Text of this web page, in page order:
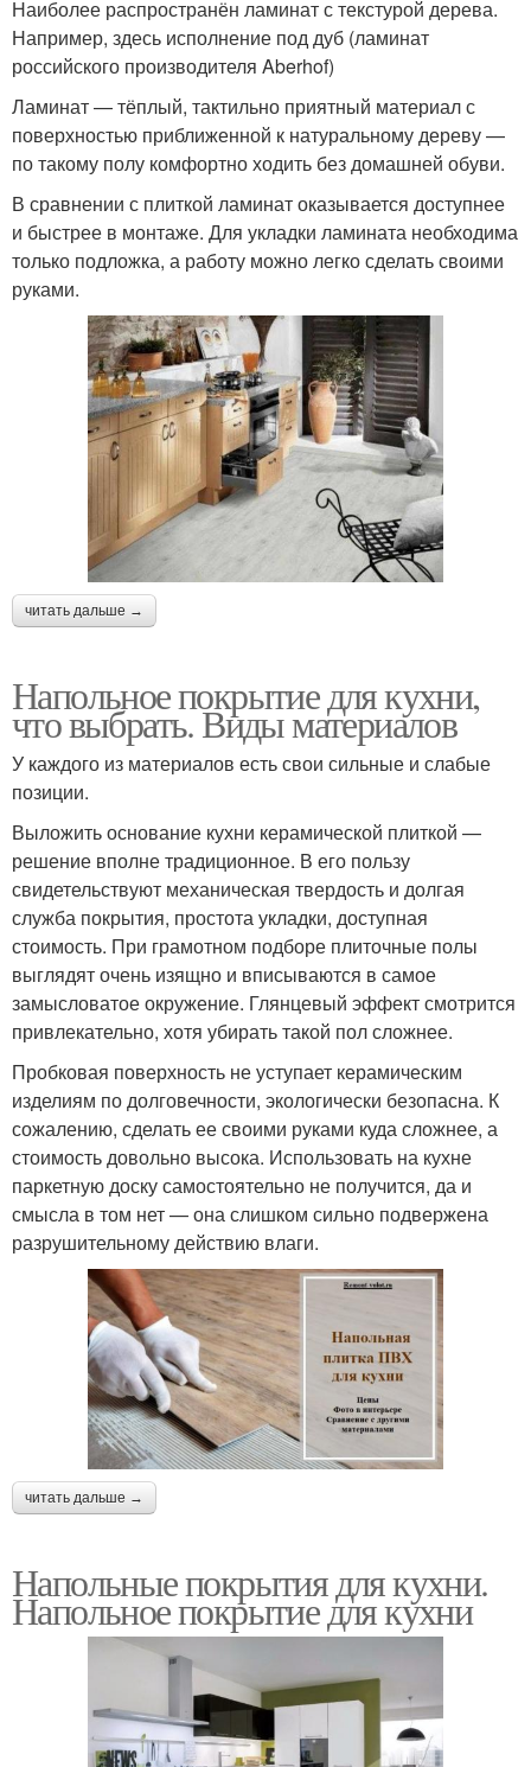
Наиболее распространён ламинат с текстурой дерева.
Например, здесь исполнение под дуб (ламинат
российского производителя Aberhof)
Ламинат — тёплый, тактильно приятный материал с
поверхностью приближенной к натуральному дереву —
по такому полу комфортно ходить без домашней обуви.
В сравнении с плиткой ламинат оказывается доступнее
и быстрее в монтаже. Для укладки ламината необходима
только подложка, а работу можно легко сделать своими
руками.
читать дальше →
Напольное покрытие для кухни,
что выбрать. Виды материалов
У каждого из материалов есть свои сильные и слабые
позиции.
Выложить основание кухни керамической плиткой —
решение вполне традиционное. В его пользу
свидетельствуют механическая твердость и долгая
служба покрытия, простота укладки, доступная
стоимость. При грамотном подборе плиточные полы
выглядят очень изящно и вписываются в самое
замысловатое окружение. Глянцевый эффект смотрится
привлекательно, хотя убирать такой пол сложнее.
Пробковая поверхность не уступает керамическим
изделиям по долговечности, экологически безопасна. К
сожалению, сделать ее своими руками куда сложнее, а
стоимость довольно высока. Использовать на кухне
паркетную доску самостоятельно не получится, да и
смысла в том нет — она слишком сильно подвержена
разрушительному действию влаги.
читать дальше →
Напольные покрытия для кухни.
Напольное покрытие для кухни